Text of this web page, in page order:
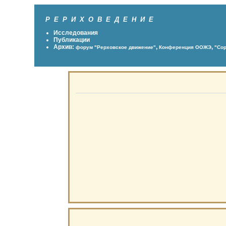
Р Е Р И Х О В Е Д Е Н И Е
Исследования
Публикации
Архив: форум "Рерховское движение", Конференция ООЖЭ,